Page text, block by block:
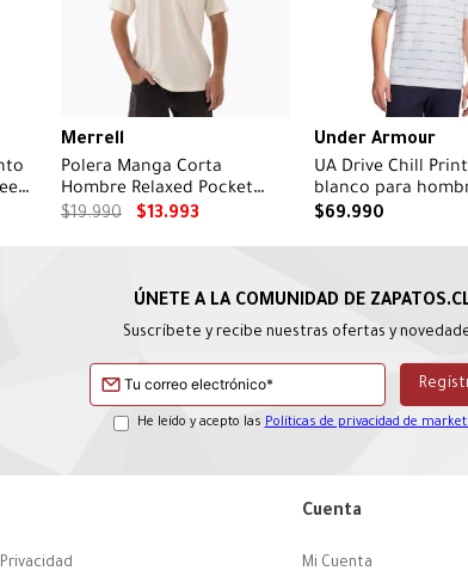
Merrell
Polera Manga Corta
Hombre Relaxed Pocket
Beige Merrell
$19.990 $13.993
Under Armour
UA Drive Chill
blanco para
$69.990
Suscríbete y recibe nuestras ofertas y
He leído y acepto las Políticas de privacidad de
Cuenta
Mi Cuenta